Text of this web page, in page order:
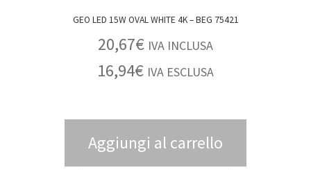
GEO LED 15W OVAL WHITE 4K – BEG 75421
20,67€ IVA INCLUSA
16,94€ IVA ESCLUSA
Aggiungi al carrello